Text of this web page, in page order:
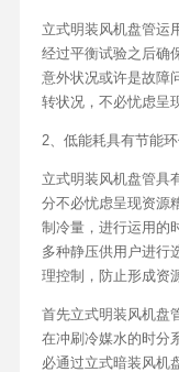
立式明装风机盘管运
经过平衡试验之后确
意外状况或许是故障
转状况，不必忧虑呈
2、低能耗具有节能
立式明装风机盘管具
分不必忧虑呈现资源
制冷量，进行运用的
多种静压供用户进行
理控制，防止形成资
首先立式明装风机盘
在冲刷冷媒水的时分
必通过立式暗装风机